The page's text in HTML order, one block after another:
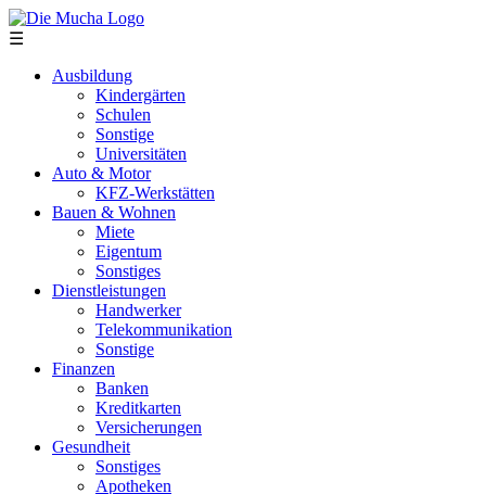
Direkt zum Inhalt
☰
Ausbildung
Kindergärten
Schulen
Sonstige
Universitäten
Auto & Motor
KFZ-Werkstätten
Bauen & Wohnen
Miete
Eigentum
Sonstiges
Dienstleistungen
Handwerker
Telekommunikation
Sonstige
Finanzen
Banken
Kreditkarten
Versicherungen
Gesundheit
Sonstiges
Apotheken